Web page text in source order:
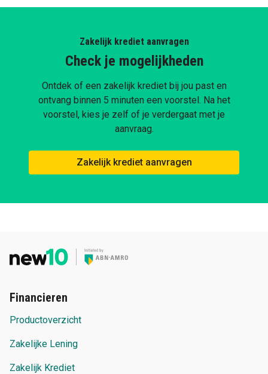
Zakelijk krediet aanvragen
Check je mogelijkheden
Ontdek of een zakelijk krediet bij jou past en
ontvang binnen 5 minuten een voorstel. Na het
voorstel, kies je zelf of je verdergaat met je
aanvraag.
Zakelijk krediet aanvragen
Financieren
Productoverzicht
Zakelijke Lening
Zakelijk Krediet